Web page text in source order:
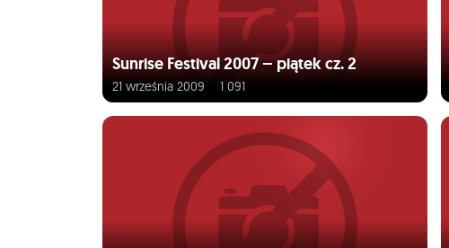
Sunrise Festival 2007 – piątek cz. 2
21 września 2009 1 091